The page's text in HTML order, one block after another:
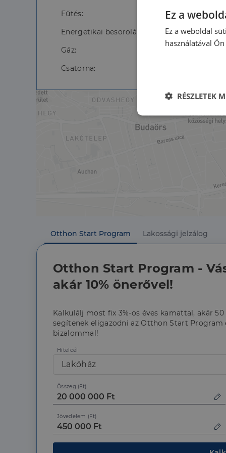
Fűtés:
Energetikai besorolás:
Gáz:
Csatorna:
Otthon Start Program Lakossági jelzálog
Otthon Start Program -
akár 10% önerővel!
Kalkulálj most fix 3%-os éves kamattal, akár
segítenek eligazodni az Otthon Start
bizalommal!
Hitelcél
Lakóház
Összeg (Ft)
Jövedelem (Ft)
Ez a
Ez a weboldal
használatával
RÉSZLETEK
Az
Név
bcookie
Microsoft
_fbp
Meta
Inc.
.dh.hu